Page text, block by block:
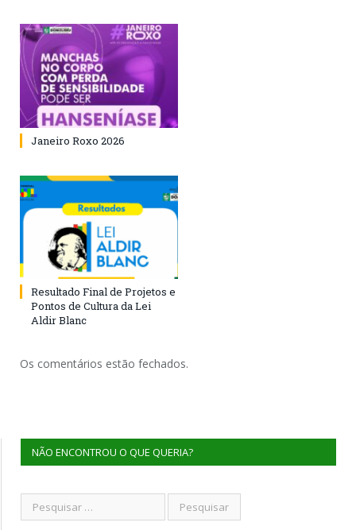
Janeiro Roxo 2026
Resultado Final de Projetos e
Pontos de Cultura da Lei
Aldir Blanc
Os comentários estão fechados.
NÃO ENCONTROU O QUE QUERIA?